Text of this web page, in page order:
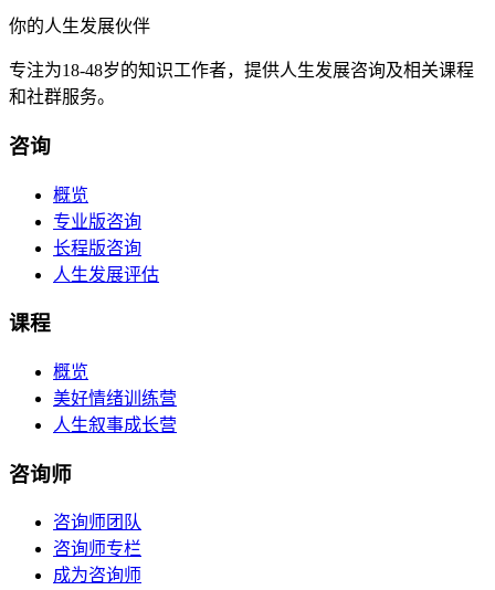
你的人生发展伙伴
专注为18-48岁的知识工作者，提供人生发展咨询及相关课程
和社群服务。
咨询
概览
专业版咨询
长程版咨询
人生发展评估
课程
概览
美好情绪训练营
人生叙事成长营
咨询师
咨询师团队
咨询师专栏
成为咨询师